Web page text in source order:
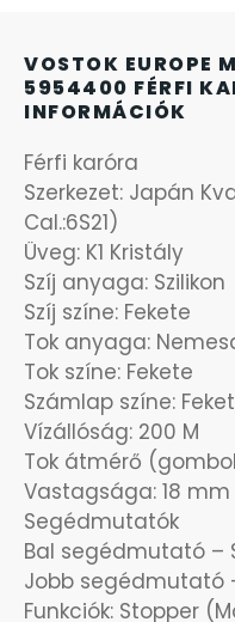
VOSTOK EUROPE
5954400 FÉRFI
INFORMÁCIÓK
Férfi karóra
Szerkezet: Japán
Cal.:6S21)
Üveg: K1 Kristály
Szíj anyaga: Szilikon
Szíj színe: Fekete
Tok anyaga:
Tok színe: Fekete
Számlap színe:
Vízállóság: 200 M
Tok átmérő
Vastagsága: 18 mm
Segédmutatók
Bal segédmutató –
Jobb segédmutató
Funkciók: Stopper
OKOSÓRA SZÍJAK
OKOSÓRÁK
ÖNGYÚJTÓK
ÓRAFORGATÓK
ÓRÁS GÉPEK
ÓRATARTÓ DOBOZOK
ORIENT
POLICE
PULSAR